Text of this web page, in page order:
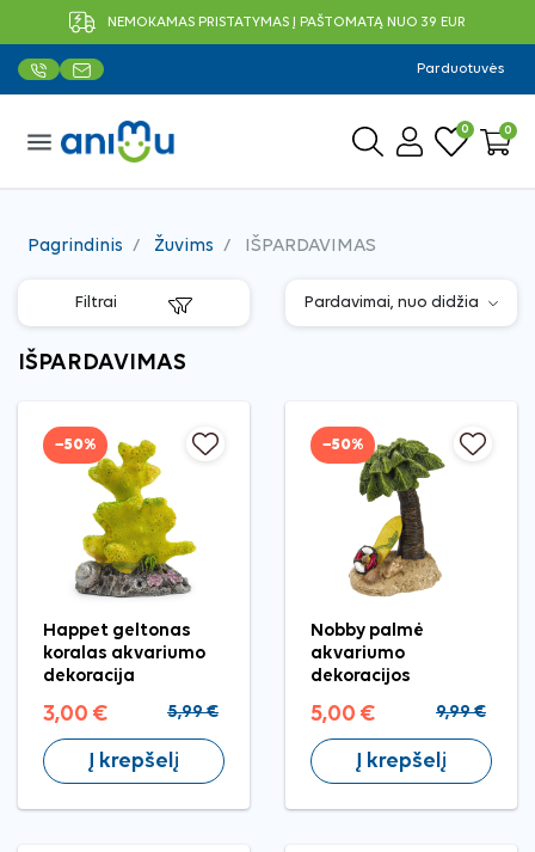
NEMOKAMAS PRISTATYMAS Į PAŠTOMATĄ NUO 39 EUR
Parduotuvės
menu 0 0
Pagrindinis Žuvims IŠPARDAVIMAS
Filtrai
IŠPARDAVIMAS
−50%
Happet geltonas
koralas akvariumo
dekoracija
3,00 € 5,99 €
Į krepšelį
−50%
Nobby palmė
akvariumo
dekoracijos
5,00 € 9,99 €
Į krepšelį